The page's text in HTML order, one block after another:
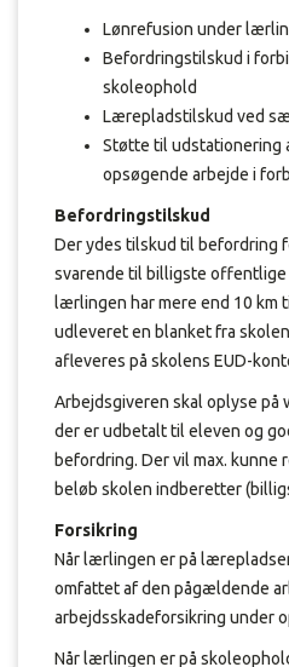
Lønrefusion under
Befordringstilskud i
skoleophold
Lærepladstilskud ved
Støtte til udstationering
opsøgende arbejde i
Befordringstilskud
Der ydes tilskud til befordring
svarende til billigste
lærlingen har mere end 10 km
udleveret en blanket fra
afleveres på skolens EUD-
Arbejdsgiveren skal oplyse på
der er udbetalt til eleven og
befordring. Der vil max. kunne
beløb skolen indberetter
Forsikring
Når lærlingen er på
omfattet af den pågældende
arbejdsskadeforsikring under
Når lærlingen er på